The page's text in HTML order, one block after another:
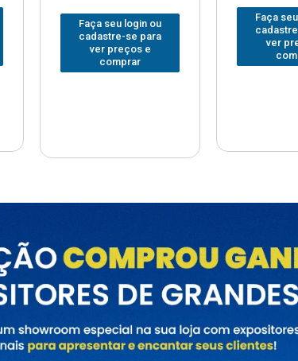
Faça seu login ou
cadastre-se para
ver preços e
comprar
Faça
ver